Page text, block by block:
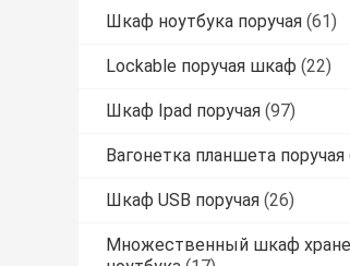
Шкаф ноутбука поручая (61)
Lockable поручая шкаф (22)
Шкаф Ipad поручая (97)
Вагонетка планшета поручая
Шкаф USB поручая (26)
Множественный шкаф